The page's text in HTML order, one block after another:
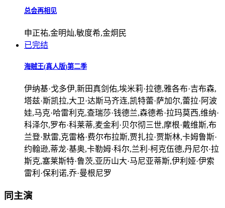
总会再相见
申正祐,金明灿,敏度希,金炯民
已完结
海贼王(真人版)第二季
伊纳基·戈多伊,新田真剑佑,埃米莉·拉德,雅各布·吉布森,
塔兹·斯凯拉,大卫·达斯马齐连,凯特蕾·萨加尔,蕾拉·阿波
娃,马克·哈雷利克,查瑞莎·钱德兰,森德希·拉玛莫西,维纳·
科泽尔,罗布·科莱蒂,麦金利·贝尔彻三世,摩根·戴维斯,布
兰登·默雷,克雷格·费尔布拉斯,贾扎拉·贾斯林,卡姆鲁斯·
约翰逊,蒂龙·基奥,卡勒姆·科尔,兰利·柯克伍德,丹尼尔·拉
斯克,塞莱斯特·鲁茨,亚历山大·马尼亚蒂斯,伊利娅·伊索
雷利·保利诺,乔·曼根尼罗
同主演